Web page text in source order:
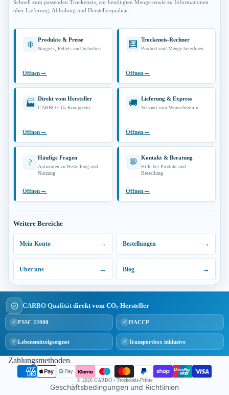
Schnell zum passenden Trockeneis, zur benötigten Menge sowie zu Informationen
über Lieferung, Abholung und Herstellerqualität.
❄️ Produkte & Preise
Nuggets, Pellets und Scheiben
Öffnen→
🧮 Trockeneis-Rechner
Produkt und Menge berechnen
Öffnen→
🏭 Direkt vom Hersteller
CARBO CO₂-Kompetenz
Öffnen→
🚚 Lieferung & Express
Versand zum Wunschtermin
Öffnen→
? Häufige Fragen
Antworten zu Bestellung und
Nutzung
Öffnen→
💬 Kontakt & Beratung
Hilfe bei Produkt und
Bestellung
Öffnen→
Weitere Bereiche
Mein Konto Bestellungen
Über uns Blog
CARBO Qualitätdirekt vom CO₂-Hersteller
✓ FSSC 22000 ✓ HACCP
✓ Lebensmittelgeeignet ✓ Transportbox inklusive
Zahlungsmethoden
© 2026 CARBO - Trockeneis-Prime
Geschäftsbedingungen und Richtlinien